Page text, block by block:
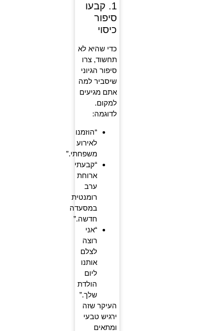
1. קבעו
סיפור
כיסוי
כדי שהיא לא
תחשוד, צרו
סיפור הגיוני
שיסביר למה
אתם מגיעים
למקום.
לדוגמה:
“הוזמנו
לאירוע
משפחתי.”
“קבעתי
ארוחת
ערב
רומנטית
במסעדה
חדשה.”
“אני
רוצה
לצלם
אותנו
ליום
הולדת
שלך.”
העיקר שזה
ירגיש טבעי
ומתאים